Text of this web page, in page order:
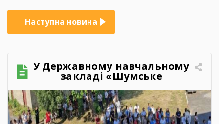
Наступна новина
У Державному навчальному
закладі «Шумське
професійно-технічне
училище» відбувся
зворушливий випускний
захід – 2026